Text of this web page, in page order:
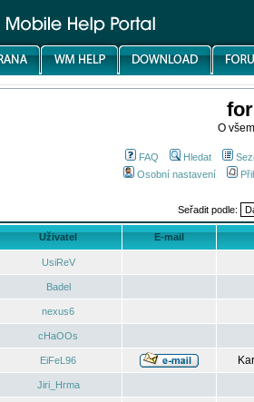
O
FAQ Hledat
Osobní nastavení
Seřadit podle:
Uživatel E-mail
UsiReV
Badel
nexus6
cHaOOs
EiFeL96
Jiri_Hrma